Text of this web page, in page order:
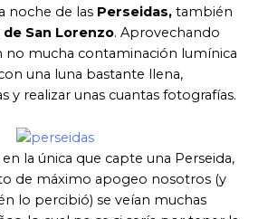
noche de las Perseidas, también
San Lorenzo. Aprovechando
no mucha contaminación lumínica
una luna bastante llena,
y realizar unas cuantas fotografías.
la única que capte una Perseida,
de máximo apogeo nosotros (y
lo percibió) se veían muchas